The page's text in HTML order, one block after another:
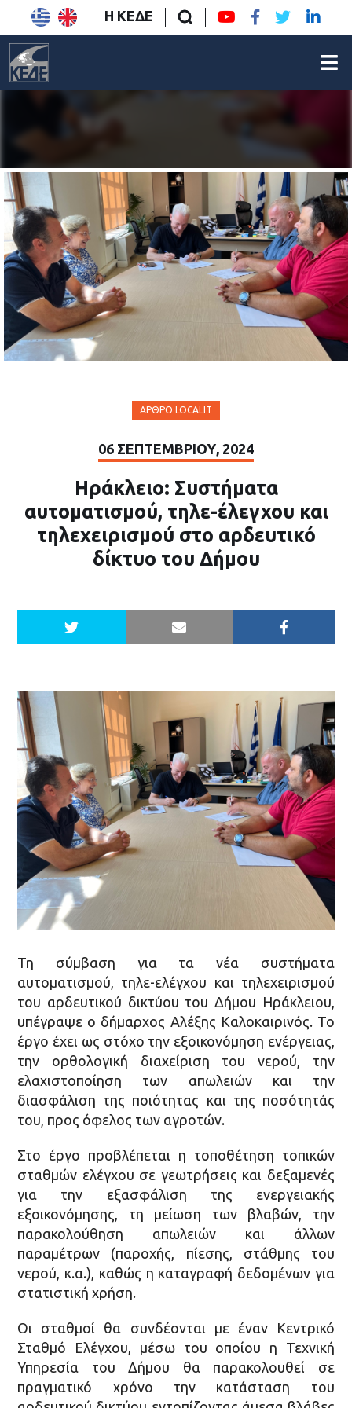
Η ΚΕΔΕ
ΆΡΘΡΟ LOCALIT
06 ΣΕΠΤΕΜΒΡΊΟΥ, 2024
Ηράκλειο: Συστήματα
αυτοματισμού, τηλε-έλεγχου και
τηλεχειρισμού στο αρδευτικό
δίκτυο του Δήμου
Τη σύμβαση για τα νέα συστήματα
αυτοματισμού, τηλε-ελέγχου και τηλεχειρισμού
του αρδευτικού δικτύου του Δήμου Ηράκλειου,
υπέγραψε ο δήμαρχος Αλέξης Καλοκαιρινός. Το
έργο έχει ως στόχο την εξοικονόμηση ενέργειας,
την ορθολογική διαχείριση του νερού, την
ελαχιστοποίηση των απωλειών και την
διασφάλιση της ποιότητας και της ποσότητάς
του, προς όφελος των αγροτών.
Στο έργο προβλέπεται η τοποθέτηση τοπικών
σταθμών ελέγχου σε γεωτρήσεις και δεξαμενές
για την εξασφάλιση της ενεργειακής
εξοικονόμησης, τη μείωση των βλαβών, την
παρακολούθηση απωλειών και άλλων
παραμέτρων (παροχής, πίεσης, στάθμης του
νερού, κ.α.), καθώς η καταγραφή δεδομένων για
στατιστική χρήση.
Οι σταθμοί θα συνδέονται με έναν Κεντρικό
Σταθμό Ελέγχου, μέσω του οποίου η Τεχνική
Υπηρεσία του Δήμου θα παρακολουθεί σε
πραγματικό χρόνο την κατάσταση του